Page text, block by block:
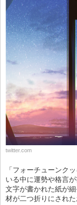
twitter.com
「フォーチューンク
いる中に運勢や格言
文字が書かれた紙が
材が二つ折りにされ